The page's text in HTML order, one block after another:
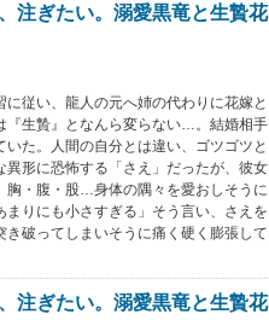
注ぎたい。溺愛黒竜と生贄花
従い、龍人の元へ姉の代わりに花嫁と
『生贄』となんら変らない…。結婚相手
た。人間の自分とは違い、ゴツゴツと
形に恐怖する「さえ」だったが、彼女
胸・腹・股…身体の隅々を愛おしそうに
りにも小さすぎる」そう言い、さえを
破ってしまいそうに痛く硬く膨張して
注ぎたい。溺愛黒竜と生贄花